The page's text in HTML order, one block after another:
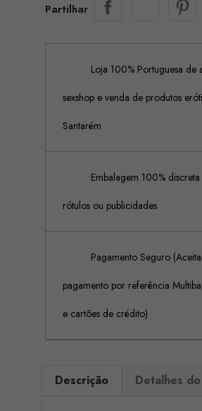
Partilhar
Loja 100% Portuguesa de
sexshop e venda de produtos
Santarém
Embalagem 100% discreta
rótulos ou publicidades
Pagamento Seguro
pagamento por referência
e cartões de crédito)
Descrição Detalhes